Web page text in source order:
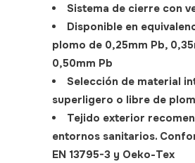
Sistema de cierre con
Disponible en
plomo de 0,25mm Pb,
0,50mm Pb
Selección de material
superligero o libre de
Tejido exterior
entornos sanitarios.
EN 13795-3 y Oeko-Tex